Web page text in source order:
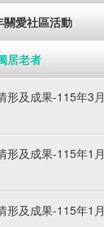
關愛社區活動
居老者
形及成果-115年3月
形及成果-115年1月
形及成果-115年1月